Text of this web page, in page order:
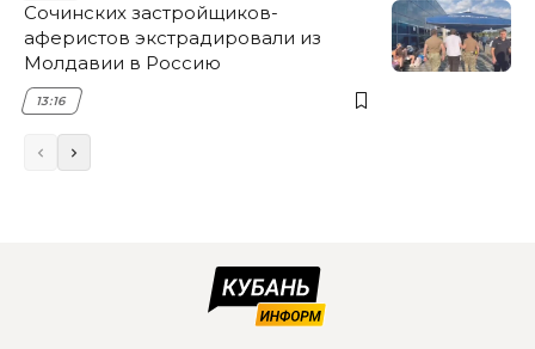
Сочинских застройщиков-
аферистов экстрадировали из
Молдавии в Россию
13:16